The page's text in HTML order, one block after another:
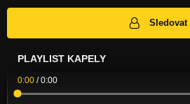
Sledovat
PLAYLIST KAPELY
0:00 /0:00